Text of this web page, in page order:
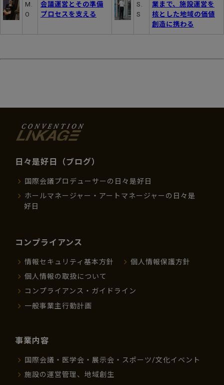
M.
O
会議運営とその準備
プロセスを支える
S.
S
業まで、施設運営を
核とした地域の価値
創造に携わる
日々是好日（ブログ）
国際会議プロデューサーの日々是好日
ホールマネージャー・アートマネージャーの日々是
好日
コンプライアンス
情報セキュリティ基本方針
個人情報保護方針
個人情報の取扱について
コンプライアンス・ガイドライン
一般事業主行動計画
事業内容
国際会議・医学会・展示会・スポーツ/文化イベント
施設の運営管理、地域創生